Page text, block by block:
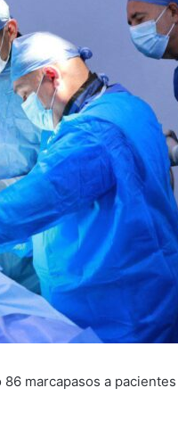
marcapasos a